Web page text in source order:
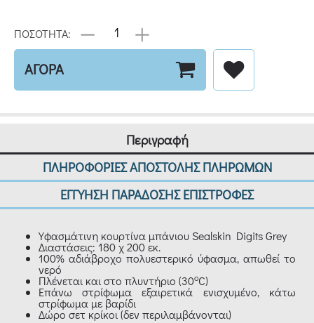
ΠΟΣΟΤΗΤΑ:
ΑΓΟΡΑ
Περιγραφή
ΠΛΗΡΟΦΟΡΙΕΣ ΑΠΟΣΤΟΛΗΣ ΠΛΗΡΩΜΩΝ
ΕΓΓΥΗΣΗ ΠΑΡΑΔΟΣΗΣ ΕΠΙΣΤΡΟΦΕΣ
Υφασμάτινη κουρτίνα μπάνιου Sealskin Digits Grey
Διαστάσεις: 180 χ 200 εκ.
100% αδιάβροχο πολυεστερικό ύφασμα, απωθεί το
νερό
Πλένεται και στο πλυντήριο (30οC)
Επάνω στρίφωμα εξαιρετικά ενισχυμένο, κάτω
στρίφωμα με βαρίδι
Δώρο σετ κρίκοι (δεν περιλαμβάνονται)